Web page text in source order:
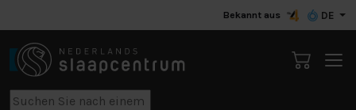
Bekannt aus DE